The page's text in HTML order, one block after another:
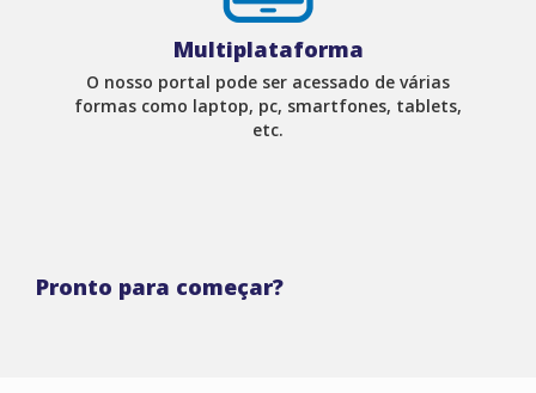
Multiplataforma
O nosso portal pode ser acessado de várias
formas como laptop, pc, smartfones, tablets,
etc.
Pronto para começar?